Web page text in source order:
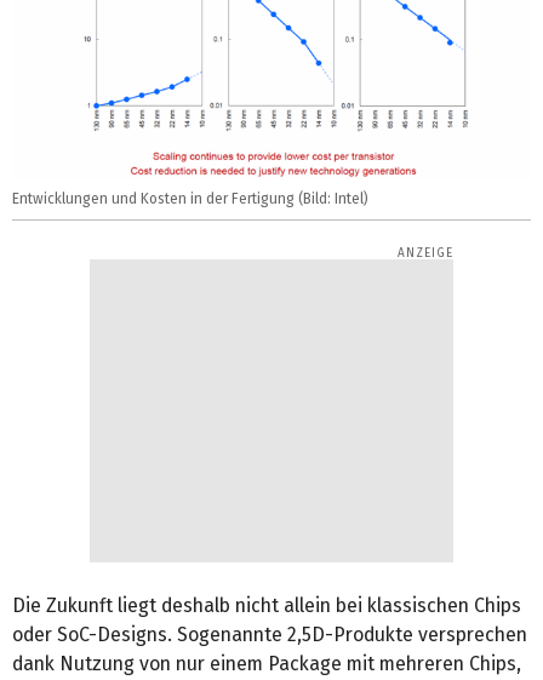
Entwicklungen und Kosten in der Fertigung (Bild: Intel)
Die Zukunft liegt deshalb nicht allein bei klassischen Chips
oder SoC-Designs. Sogenannte 2,5D-Produkte versprechen
dank Nutzung von nur einem Package mit mehreren Chips,